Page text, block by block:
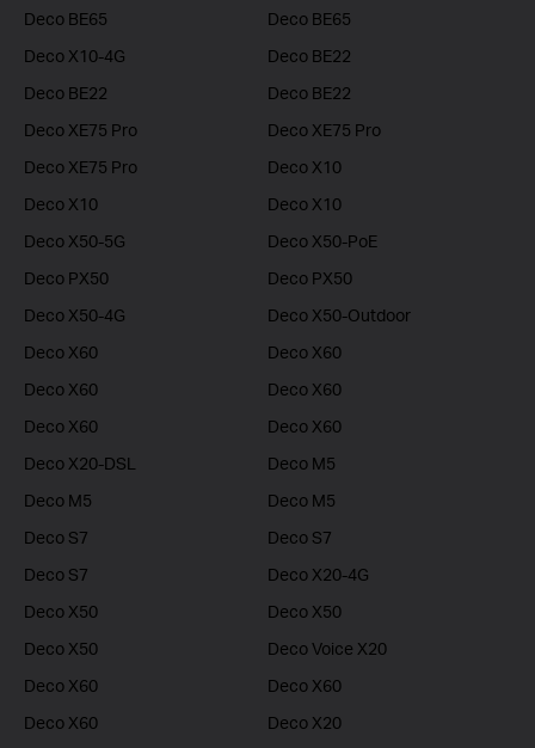
Deco BE65
Deco BE65
Deco X10-4G
Deco BE22
Deco BE22
Deco BE22
Deco XE75 Pro
Deco XE75 Pro
Deco XE75 Pro
Deco X10
Deco X10
Deco X10
Deco X50-5G
Deco X50-PoE
Deco PX50
Deco PX50
Deco X50-4G
Deco X50-Outdoor
Deco X60
Deco X60
Deco X60
Deco X60
Deco X60
Deco X60
Deco X20-DSL
Deco M5
Deco M5
Deco M5
Deco S7
Deco S7
Deco S7
Deco X20-4G
Deco X50
Deco X50
Deco X50
Deco Voice X20
Deco X60
Deco X60
Deco X60
Deco X20